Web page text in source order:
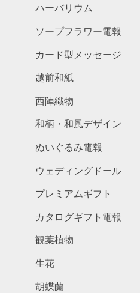
ハーバリウム
ソープフラワー電報
カード型メッセージ
越前和紙
西陣織物
和柄・和風デザイン
ぬいぐるみ電報
ウェディングドール
プレミアムギフト
カタログギフト電報
観葉植物
生花
胡蝶蘭